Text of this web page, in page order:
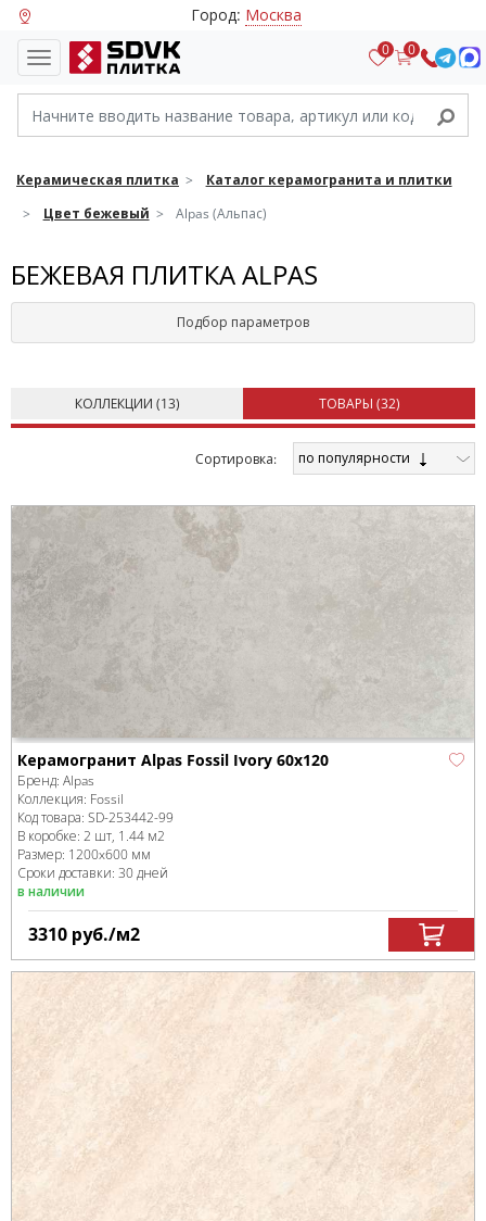
Город: Москва
0 0
Керамическая плитка
Каталог керамогранита и плитки
Цвет бежевый
Alpas (Альпас)
БЕЖЕВАЯ ПЛИТКА ALPAS
Подбор параметров
КОЛЛЕКЦИИ (13) ТОВАРЫ (32)
Cортировка: по популярности
Керамогранит Alpas Fossil Ivory 60x120
Бренд: Alpas
Коллекция: Fossil
Код товара: SD-253442-99
В коробке: 2 шт, 1.44 м2
Размер: 1200x600 мм
Сроки доставки: 30 дней
в наличии
3310 руб./м2